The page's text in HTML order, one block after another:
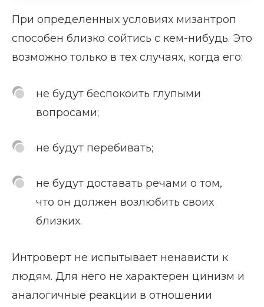
При определенных условиях мизантроп
способен близко сойтись с кем-нибудь. Это
возможно только в тех случаях, когда его:
не будут беспокоить глупыми
вопросами;
не будут перебивать;
не будут доставать речами о том,
что он должен возлюбить своих
близких.
Интроверт не испытывает ненависти к
людям. Для него не характерен цинизм и
аналогичные реакции в отношении